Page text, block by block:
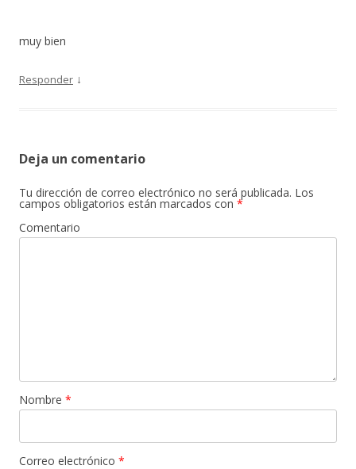
muy bien
Responder ↓
Deja un comentario
Tu dirección de correo electrónico no será publicada. Los
campos obligatorios están marcados con *
Comentario
Nombre *
Correo electrónico *